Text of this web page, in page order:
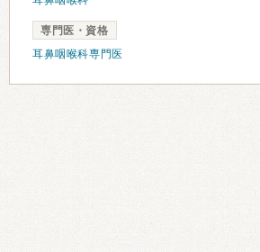
専門医・資格
耳鼻咽喉科専門医